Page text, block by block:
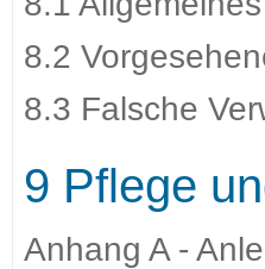
8.2
8.3 Falsche
9 Pflege
Anhang A -